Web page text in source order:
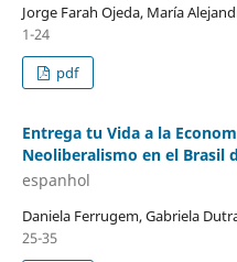
Jorge Farah Ojeda, María
1-24
pdf
Entrega tu Vida a la
Neoliberalismo en el Brasil
espanhol
Daniela Ferrugem, Gabriela
25-35